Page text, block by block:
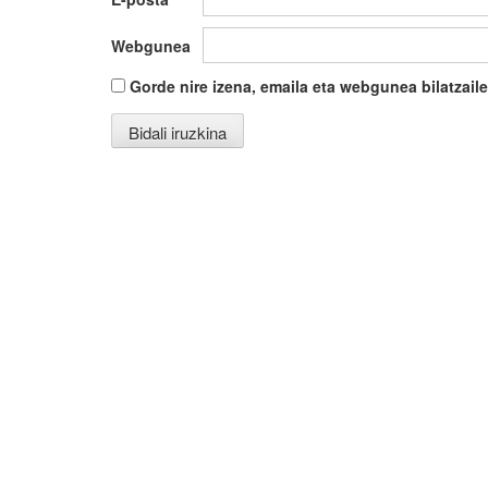
Webgunea
Gorde nire izena, emaila eta webgunea